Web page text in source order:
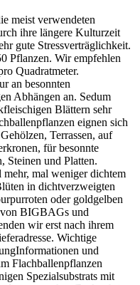
meist verwendeten
ihre längere Kulturzeit
gute Stressverträglichkeit.
Pflanzen. Wir empfehlen
Quadratmeter.
an besonnten
Abhängen an. Sedum
Blättern sehr
eignen sich
Terrassen, auf
für besonnte
Steinen und Platten.
mehr, mal weniger dichtem
in dichtverzweigten
oder goldgelben
BIGBAGs und
wir erst nach ihrem
Wichtige
und
Flachballenpflanzen
Spezialsubstrats mit